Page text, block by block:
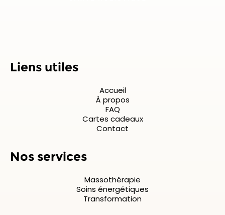
Liens utiles
Accueil
À propos
FAQ
Cartes cadeaux
Contact
Nos services
Massothérapie
Soins énergétiques
Transformation